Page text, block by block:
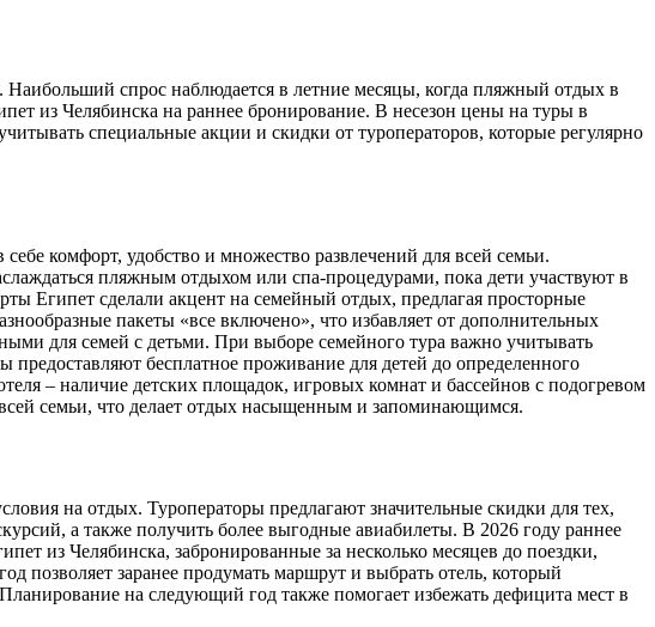
Наибольший спрос наблюдается в летние месяцы, когда пляжный отдых в
из Челябинска на раннее бронирование. В несезон цены на туры в
специальные акции и скидки от туроператоров, которые регулярно
комфорт, удобство и множество развлечений для всей семьи.
пляжным отдыхом или спа-процедурами, пока дети участвуют в
Египет сделали акцент на семейный отдых, предлагая просторные
пакеты «все включено», что избавляет от дополнительных
для семей с детьми. При выборе семейного тура важно учитывать
бесплатное проживание для детей до определенного
– наличие детских площадок, игровых комнат и бассейнов с подогревом
семьи, что делает отдых насыщенным и запоминающимся.
на отдых. Туроператоры предлагают значительные скидки для тех,
а также получить более выгодные авиабилеты. В 2026 году раннее
из Челябинска, забронированные за несколько месяцев до поездки,
позволяет заранее продумать маршрут и выбрать отель, который
на следующий год также помогает избежать дефицита мест в